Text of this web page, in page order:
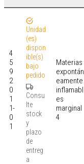
4
5
9
2
0
1
1-
0
1
Unidad
(es)
dispon
ible(s)
bajo
pedido
Consu
lte
stock
y
plazo
de
entreg
a
Materias
expontán
eamente
inflamabl
es
marginal
4